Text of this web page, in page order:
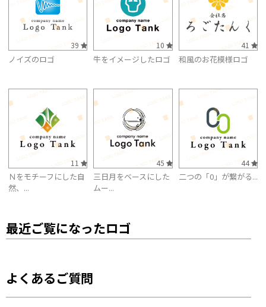
39
ノイズのロゴ
10
牛をイメージしたロゴ
41
和風のお花模様ロゴ
11
Ｎをモチーフにした自
然、...
45
三日月をベースにした
ムー...
44
二つの「0」が繋がる...
最近ご覧になったロゴ
よくあるご質問